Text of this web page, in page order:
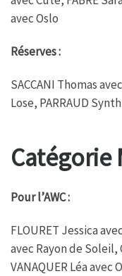
avec Oslo
Réserves :
SACCANI Thomas
Lose, PARRAUD
Catégorie
Pour l’AWC :
FLOURET Jessica
avec Rayon de Soleil,
VANAQUER Léa avec